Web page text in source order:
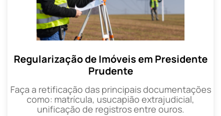
Regularização de Imóveis em Presidente
Prudente
Faça a retificação das principais documentações
como: matrícula, usucapião extrajudicial,
unificação de registros entre ouros.